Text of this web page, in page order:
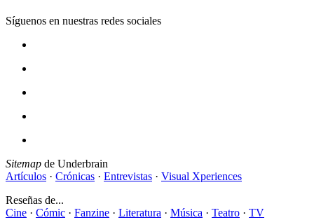
Síguenos en nuestras redes sociales
Sitemap de Underbrain
Artículos · Crónicas · Entrevistas · Visual Xperiences
Reseñas de...
Cine · Cómic · Fanzine · Literatura · Música · Teatro · TV